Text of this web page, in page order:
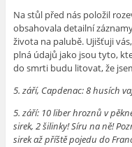
Na stůl před nás položil
obsahovala detailní
života na palubě. Ujišťuji
plná údajů jako jsou tyto,
do smrti budu litovat, že
5. září, Capdenac: 8 husích
5. září: 10 liber hroznů v
sirek, 2 šilinky! Síru na ně!
sirek až příště pojedu do